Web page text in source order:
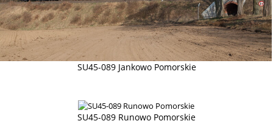
SU45-089 Jankowo Pomorskie
SU45-089 Runowo Pomorskie